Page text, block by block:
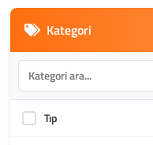
Kategori
Tıp